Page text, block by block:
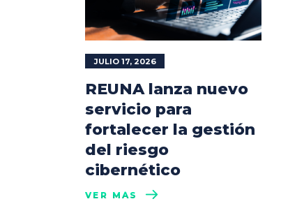
JULIO 17, 2026
REUNA lanza nuevo
servicio para
fortalecer la gestión
del riesgo
cibernético
VER MÁS